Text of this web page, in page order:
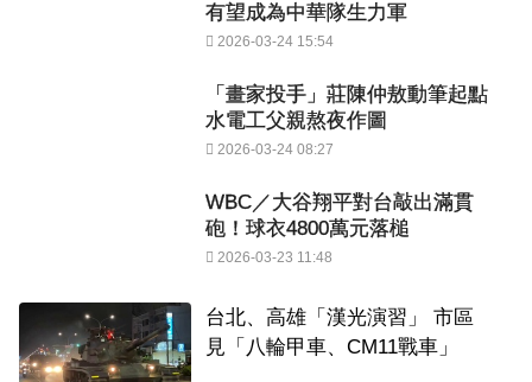
有望成為中華隊生力軍
2026-03-24 15:54
「畫家投手」莊陳仲敖動筆起點
水電工父親熬夜作圖
2026-03-24 08:27
WBC／大谷翔平對台敲出滿貫
砲！球衣4800萬元落槌
2026-03-23 11:48
台北、高雄「漢光演習」 市區
見「八輪甲車、CM11戰車」